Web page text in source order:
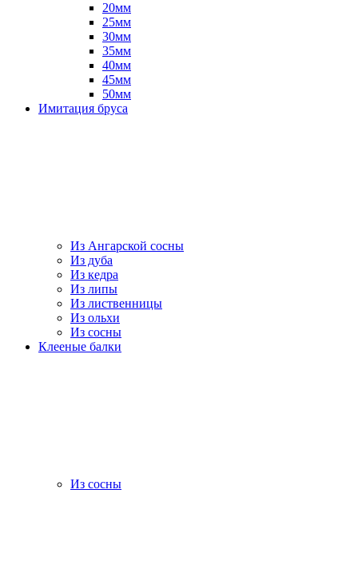
20мм
25мм
30мм
35мм
40мм
45мм
50мм
Имитация бруса
Из Ангарской сосны
Из дуба
Из кедра
Из липы
Из лиственницы
Из ольхи
Из сосны
Клееные балки
Из сосны